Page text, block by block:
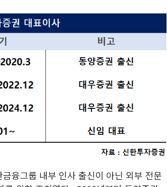
융그룹 내부 인사 출신이 아닌 외부 전문